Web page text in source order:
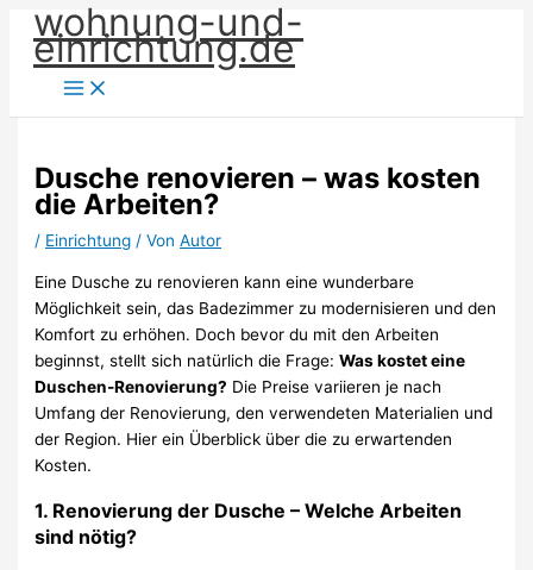
Zum
Inhalt
springen
wohnung-und-
einrichtung.de
Dusche renovieren – was kosten
die Arbeiten?
/ Einrichtung / VonAutor
Eine Dusche zu renovieren kann eine wunderbare
Möglichkeit sein, das Badezimmer zu modernisieren und den
Komfort zu erhöhen. Doch bevor du mit den Arbeiten
beginnst, stellt sich natürlich die Frage:Was kostet eine
Duschen-Renovierung? Die Preise variieren je nach
Umfang der Renovierung, den verwendeten Materialien und
der Region. Hier ein Überblick über die zu erwartenden
Kosten.
1. Renovierung der Dusche – Welche Arbeiten
sind nötig?